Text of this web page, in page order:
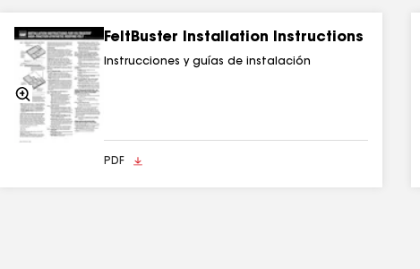
Acercarse
FeltBuster Installation Instructions
Instrucciones y guías de instalación
PDF